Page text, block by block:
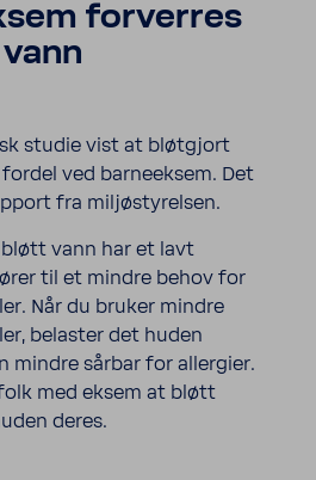
forverres
studie vist at bløtgjort
ved barneeksem. Det
fra miljøstyrelsen.
vann har et lavt
til et mindre behov for
Når du bruker mindre
belaster det huden
mindre sårbar for allergier.
med eksem at bløtt
deres.